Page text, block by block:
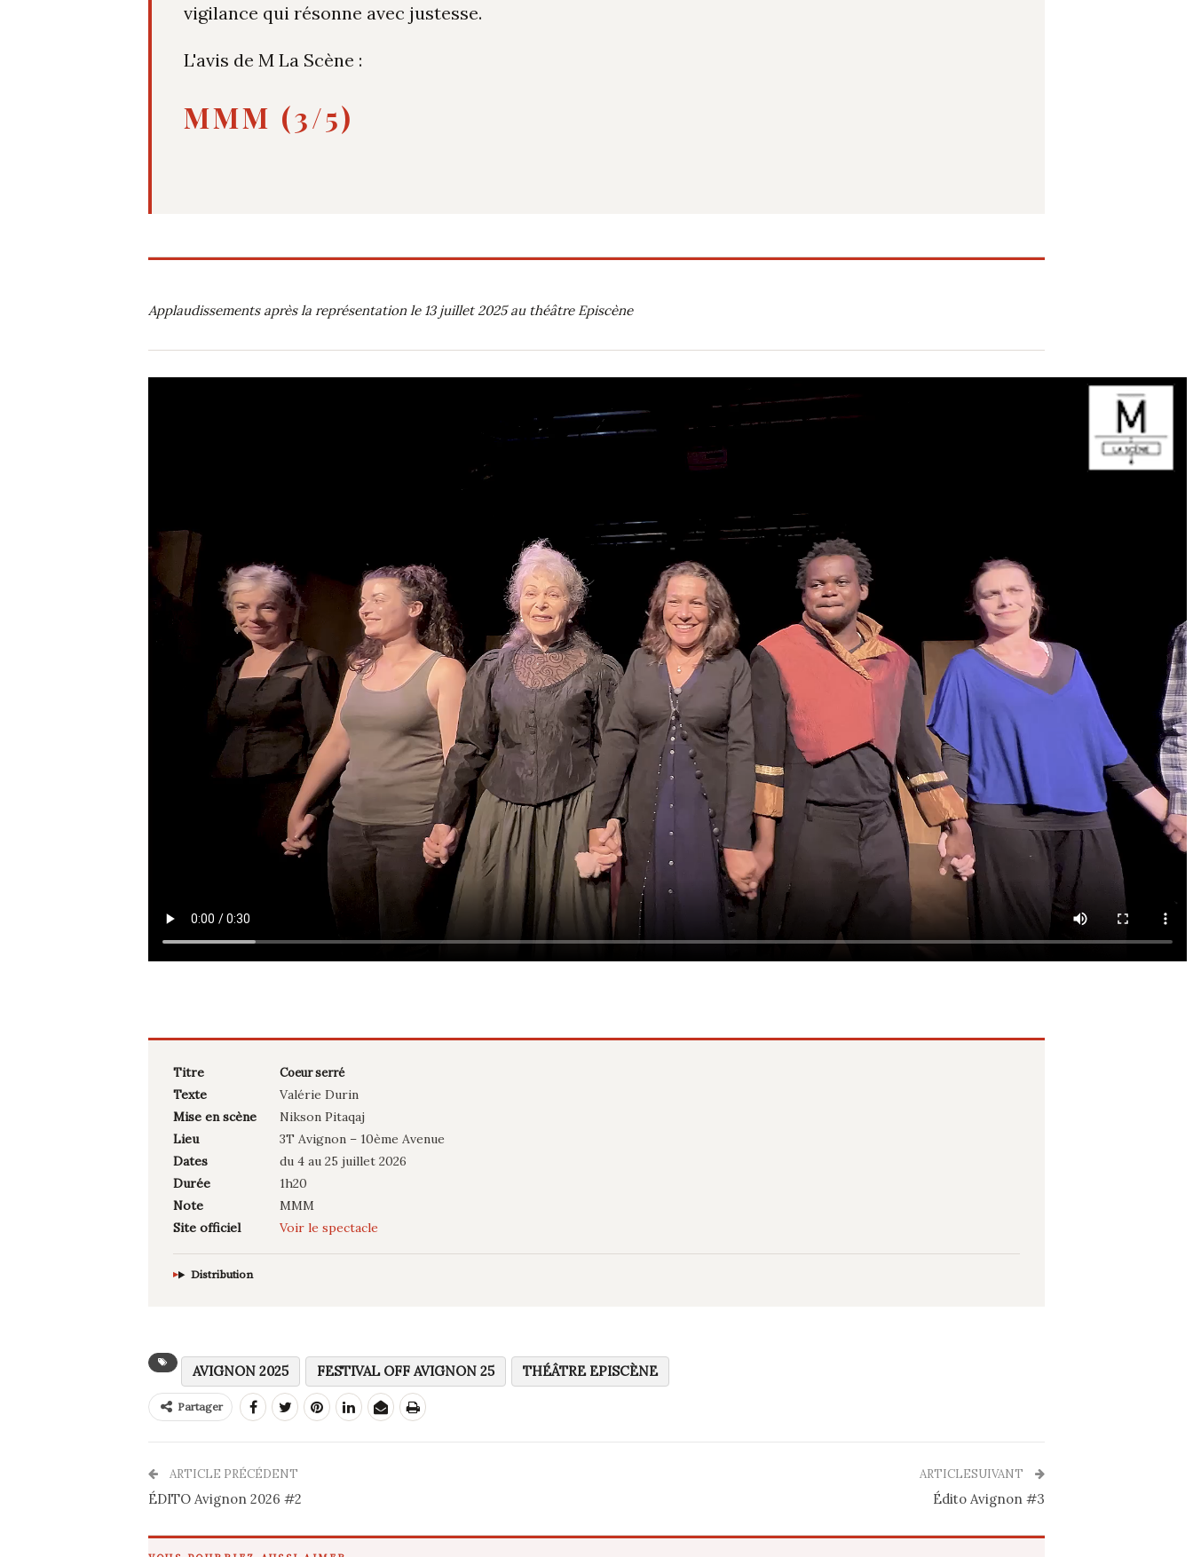
vigilance qui résonne avec justesse.
L'avis de M La Scène :
MMM (3/5)
Applaudissements après la représentation le 13 juillet 2025 au théâtre Episcène
Titre Coeur serré
Texte
Valérie Durin
Mise en scène
Nikson Pitaqaj
Lieu
3T Avignon – 10ème Avenue
Dates
du 4 au 25 juillet 2026
Durée
1h20
Note
MMM
Site officiel
Voir le spectacle
Distribution
AVIGNON 2025 FESTIVAL OFF AVIGNON 25 THÉÂTRE EPISCÈNE
Partager
ARTICLE PRÉCÉDENT
ÉDITO Avignon 2026 #2
ARTICLESUIVANT
Édito Avignon #3